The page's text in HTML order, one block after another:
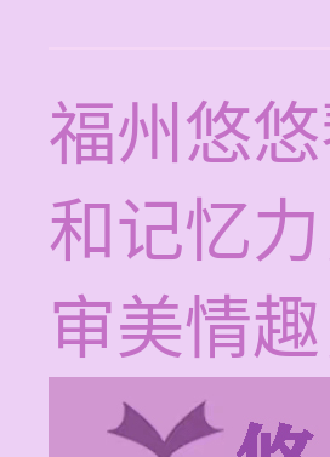
福州悠
和记忆
审美情